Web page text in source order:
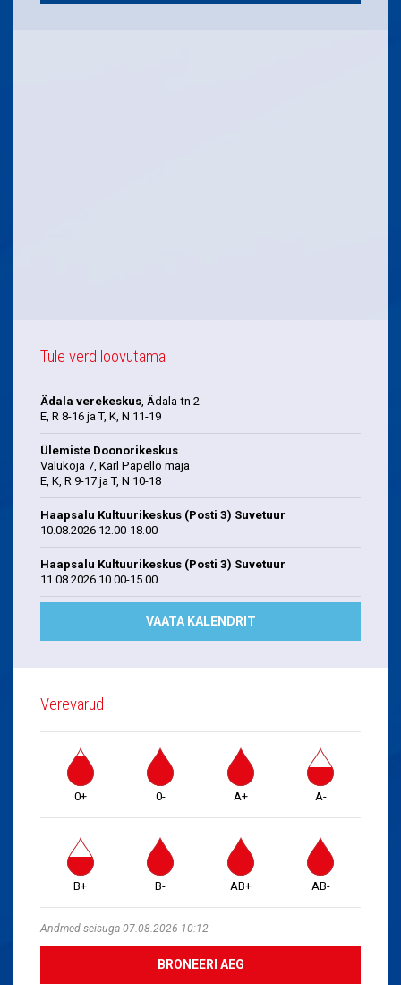
Tule verd loovutama
Ädala verekeskus , Ädala tn 2
E, R 8-16 ja T, K, N 11-19
Ülemiste Doonorikeskus
Valukoja 7, Karl Papello maja
E, K, R 9-17 ja T, N 10-18
Haapsalu Kultuurikeskus (Posti 3) Suvetuur
10.08.2026 12.00-18.00
Haapsalu Kultuurikeskus (Posti 3) Suvetuur
11.08.2026 10.00-15.00
VAATA KALENDRIT
Verevarud
0+ 0- A+ A-
B+ B- AB+ AB-
Andmed seisuga 07.08.2026 10:12
BRONEERI AEG